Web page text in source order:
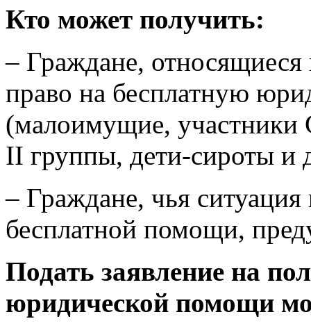
Кто может получить:
– Граждане,
право на бесплатную
(малоимущие,
II группы, дети-сироты и
– Граждане, чья ситуация
бесплатной помощи,
Подать заявление на
юридической помощи